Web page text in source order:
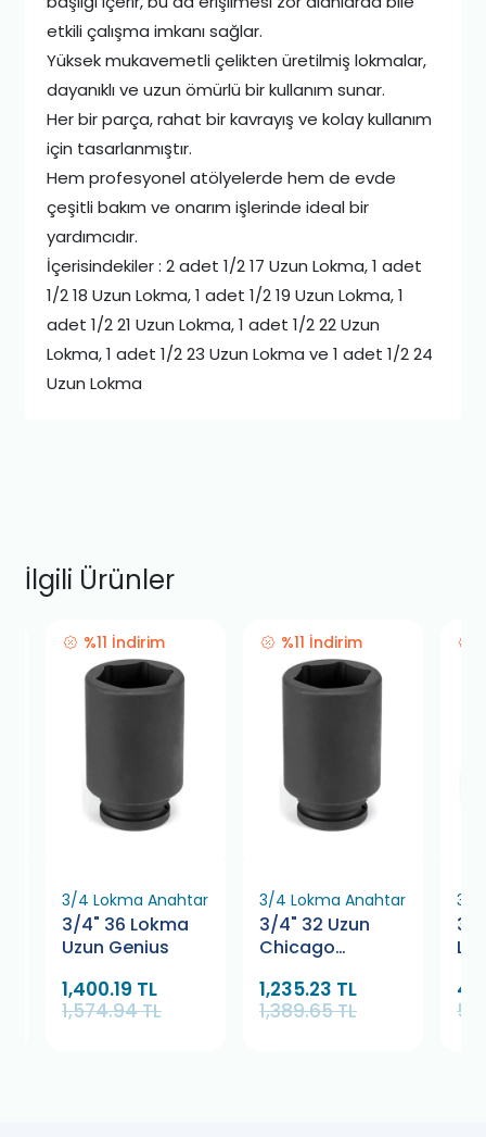
etkili çalışma imkanı sağlar.
Yüksek mukavemetli çelikten üretilmiş lokmalar,
dayanıklı ve uzun ömürlü bir kullanım sunar.
Her bir parça, rahat bir kavrayış ve kolay kullanım
için tasarlanmıştır.
Hem profesyonel atölyelerde hem de evde
çeşitli bakım ve onarım işlerinde ideal bir
yardımcıdır.
İçerisindekiler : 2 adet 1/2 17 Uzun Lokma, 1 adet
1/2 18 Uzun Lokma, 1 adet 1/2 19 Uzun Lokma, 1
adet 1/2 21 Uzun Lokma, 1 adet 1/2 22 Uzun
Lokma, 1 adet 1/2 23 Uzun Lokma ve 1 adet 1/2 24
Uzun Lokma
İlgili Ürünler
%11 İndirim
3/4 Lokma Anahtar
3/4" 36 Lokma
Uzun Genius
1,400.19 TL
1,574.94 TL
%11 İndirim
3/4 Lokma Anahtar
3/4" 32 Uzun
Chicago
1,235.23 TL
1,389.65 TL
3/4
3/